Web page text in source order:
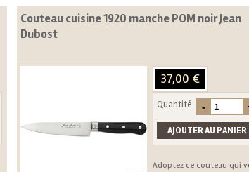
Couteau cuisine 1920 manche POM noir Jean
Dubost
37,00 €
Quantité
Adoptez ce couteau qui